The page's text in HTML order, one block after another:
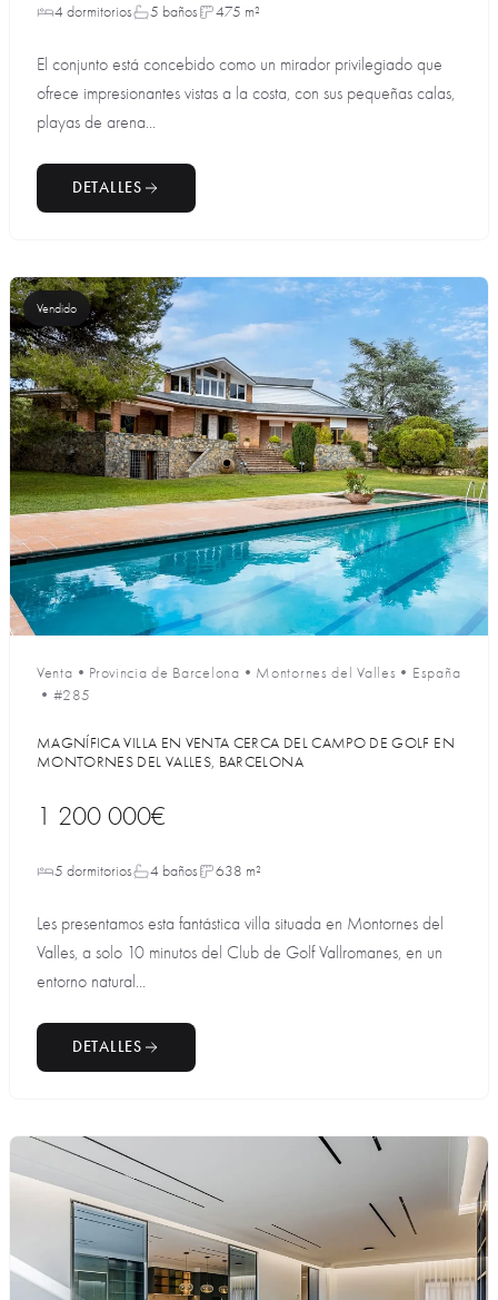
4 dormitorios 5 baños 475 m²
El conjunto está concebido como un mirador privilegiado que
ofrece impresionantes vistas a la costa, con sus pequeñas calas,
playas de arena...
DETALLES
Vendido
Venta • Provincia de Barcelona • Montornes del Valles • España
• #285
MAGNÍFICA VILLA EN VENTA CERCA DEL CAMPO DE GOLF EN
MONTORNES DEL VALLES, BARCELONA
1 200 000€
5 dormitorios 4 baños 638 m²
Les presentamos esta fantástica villa situada en Montornes del
Valles, a solo 10 minutos del Club de Golf Vallromanes, en un
entorno natural...
DETALLES